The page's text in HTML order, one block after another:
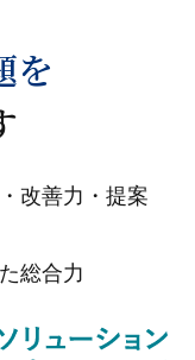
を
改善力・提案
総合力